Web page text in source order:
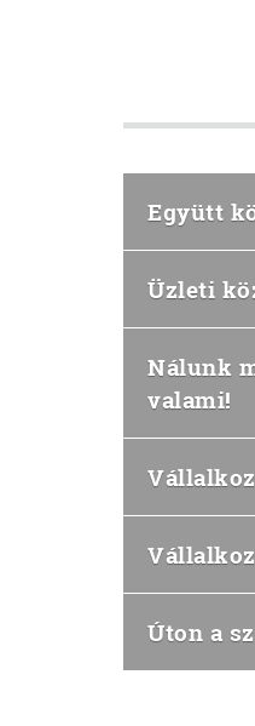
Együtt
Üzleti
Nálunk
valami!
Úton a